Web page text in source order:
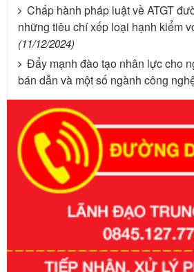
Chấp hành pháp luật về ATGT
những tiêu chí xếp loại hạnh kiểm
(11/12/2024)
Đẩy mạnh đào tạo nhân lực cho
bán dẫn và một số ngành công